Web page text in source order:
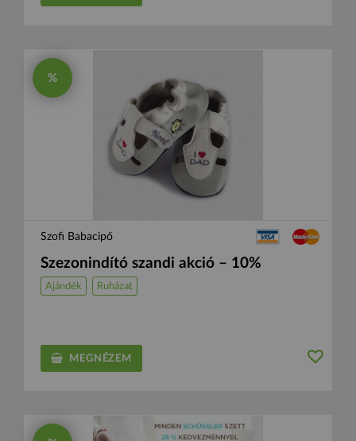
%
Szofi Babacipő
Szezonindító szandi akció – 10%
Ajándék Ruházat
MEGNÉZEM